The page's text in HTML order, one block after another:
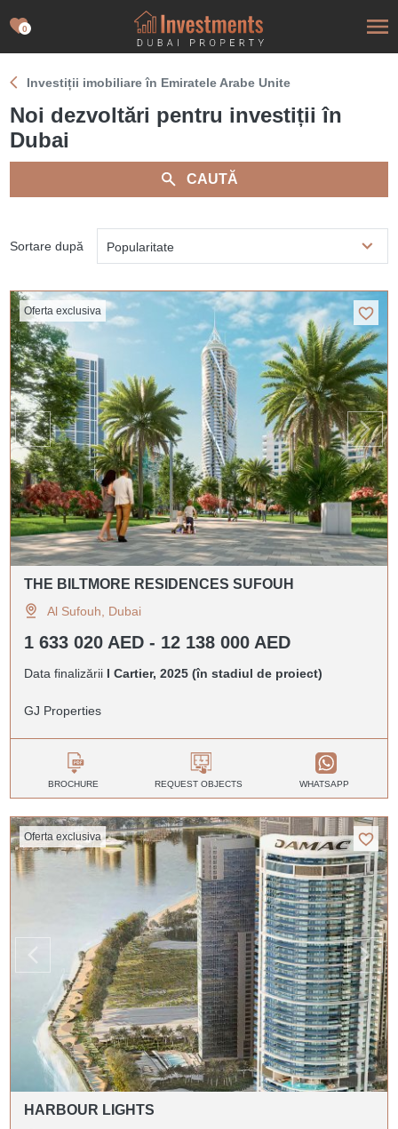
0
Investiții imobiliare în Emiratele Arabe Unite
Noi dezvoltări pentru investiții în
Dubai
CAUTĂ
Sortare după Popularitate
Oferta exclusiva
THE BILTMORE RESIDENCES SUFOUH
Al Sufouh, Dubai
1 633 020 AED - 12 138 000 AED
Data finalizării I Cartier, 2025 (în stadiul de proiect)
GJ Properties
BROCHURE REQUEST OBJECTS WHATSAPP
Oferta exclusiva
HARBOUR LIGHTS